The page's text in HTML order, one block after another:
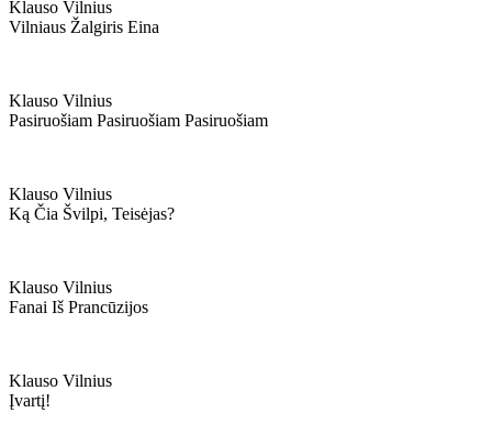
Klauso Vilnius
Vilniaus Žalgiris Eina
Klauso Vilnius
Pasiruošiam Pasiruošiam Pasiruošiam
Klauso Vilnius
Ką Čia Švilpi, Teisėjas?
Klauso Vilnius
Fanai Iš Prancūzijos
Klauso Vilnius
Įvartį!